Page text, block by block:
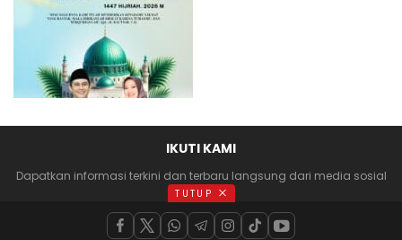
IKUTI KAMI
Dapatkan informasi terkini dan terbaru langsung dari media sosial
anda
TUTUP